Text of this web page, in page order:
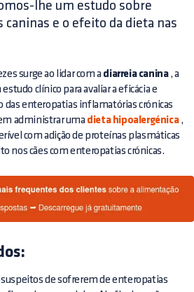
lhe um estudo sobre
e o efeito da dieta nas
surge ao lidar com a diarreia canina, a
clínico para avaliar a eficácia e
das enteropatias inflamatórias crónicas
administrar uma dieta hipoalergénica,
com adição de proteínas plasmáticas
nos cães com enteropatias crónicas.
suspeitos de sofrerem de enteropatias